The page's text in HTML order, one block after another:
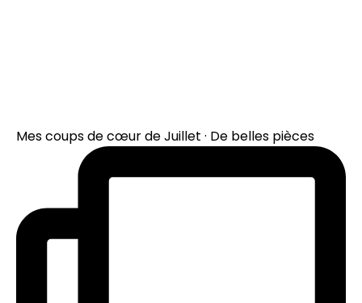
Mes coups de cœur de Juillet · De belles pièces